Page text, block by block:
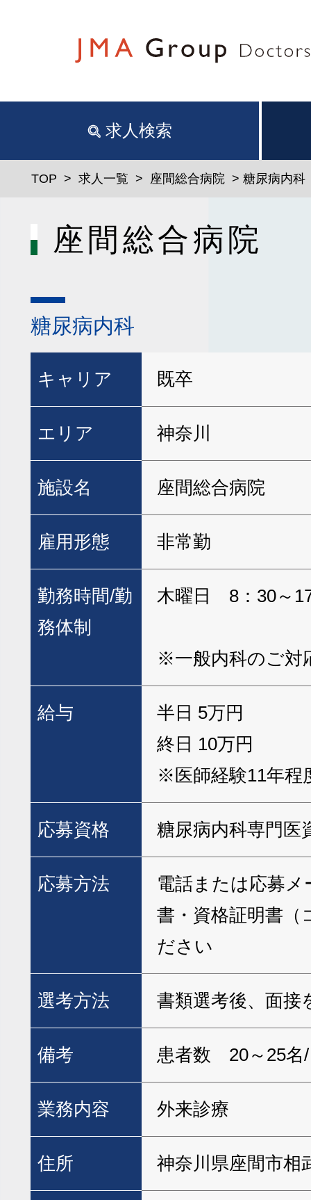
求人検索
TOP > 求人一覧 > 座間総合病院 > 糖尿病内科
座間総合病院
糖尿病内科
キャリア 既卒
エリア 神奈川
施設名 座間総合病院
雇用形態 非常勤
勤務時間/勤
務体制
木曜日 8：30～
※一般内科のご対
給与
半日 5万円
終日 10万円
※医師経験11年程
応募資格 糖尿病内科専門医
応募方法
電話または応募メ
書・資格証明書（
ださい
選考方法 書類選考後、面接
備考 患者数 20～25名
業務内容 外来診療
住所 神奈川県座間市相